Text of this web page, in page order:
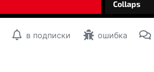
в подписки ошибка